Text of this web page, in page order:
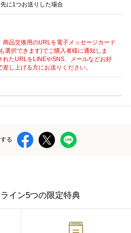
に1つお送りした場合
商品交換用のURLを電子メッセージカード
選択できます)でご購入者様に通知しま
れたURLをLINEやSNS、メールなどお好
差し上げる方にお送りください。
る
イン5つの限定特典